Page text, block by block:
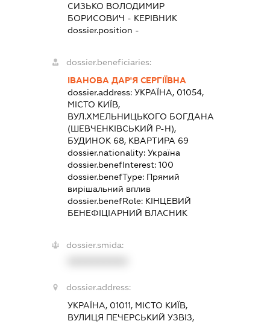
СИЗЬКО ВОЛОДИМИР
БОРИСОВИЧ - КЕРІВНИК
dossier.position -
dossier.beneficiaries:
ІВАНОВА ДАР'Я СЕРГІЇВНА
dossier.address:УКРАЇНА, 01054,
МІСТО КИЇВ,
ВУЛ.ХМЕЛЬНИЦЬКОГО БОГДАНА
(ШЕВЧЕНКІВСЬКИЙ Р-Н),
БУДИНОК 68, КВАРТИРА 69
dossier.nationality:Україна
dossier.benefInterest:100
dossier.benefType: Прямий
вирішальний вплив
dossier.benefRole: КІНЦЕВИЙ
БЕНЕФІЦІАРНИЙ ВЛАСНИК
dossier.smida:
dossier.address:
УКРАЇНА, 01011, МІСТО КИЇВ,
ВУЛИЦЯ ПЕЧЕРСЬКИЙ УЗВІЗ,